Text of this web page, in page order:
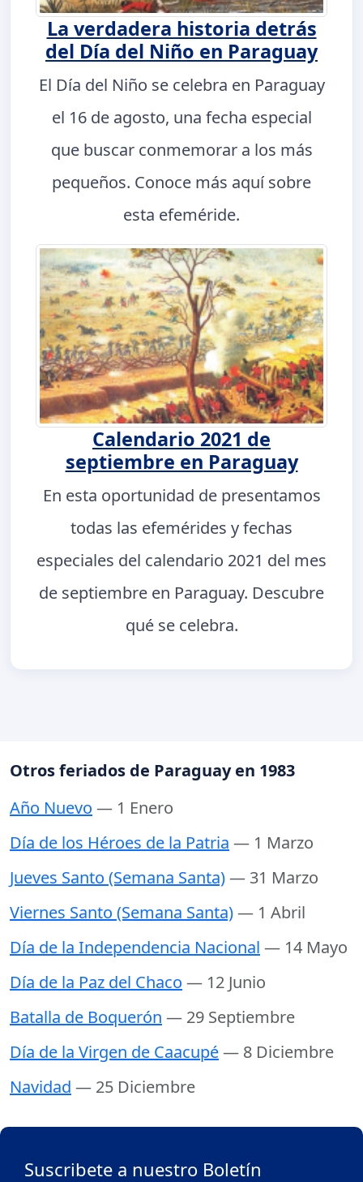
La verdadera historia detrás
del Día del Niño en Paraguay
El Día del Niño se celebra en Paraguay
el 16 de agosto, una fecha especial
que buscar conmemorar a los más
pequeños. Conoce más aquí sobre
esta efeméride.
Calendario 2021 de
septiembre en Paraguay
En esta oportunidad de presentamos
todas las efemérides y fechas
especiales del calendario 2021 del mes
de septiembre en Paraguay. Descubre
qué se celebra.
Otros feriados de Paraguay en 1983
Año Nuevo — 1 Enero
Día de los Héroes de la Patria — 1 Marzo
Jueves Santo (Semana Santa)— 31 Marzo
Viernes Santo (Semana Santa)— 1 Abril
Día de la Independencia Nacional — 14 Mayo
Día de la Paz del Chaco — 12 Junio
Batalla de Boquerón — 29 Septiembre
Día de la Virgen de Caacupé— 8 Diciembre
Navidad — 25 Diciembre
Suscribete a nuestro Boletín